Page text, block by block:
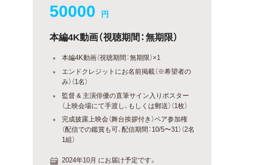
50000 円
本編4K動画（視聴期間：無期限）
本編4K動画（視聴期間：無期限）×1
エンドクレジットにお名前掲載（※希望者の
み）（1名）
監督 & 主演俳優の直筆サイン入りポスター
（上映会場にて手渡し、もしくは郵送）（1枚）
完成披露上映会（舞台挨拶付き）ペア参加権
（配信での鑑賞も可、配信期間：10/5〜31）（2名
1組）
2024年10月 にお届け予定です。